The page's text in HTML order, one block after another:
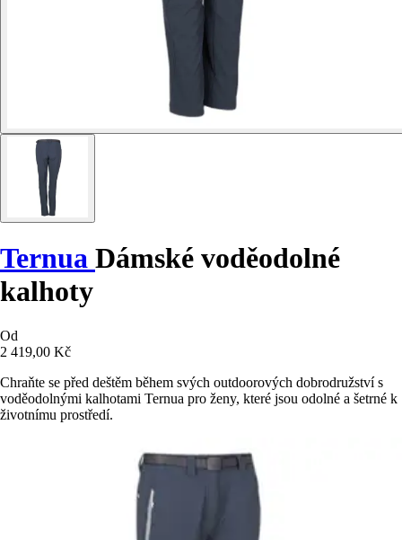
Ternua Dámské voděodolné
kalhoty
Od
2 419,00 Kč
Chraňte se před deštěm během svých outdoorových dobrodružství s
voděodolnými kalhotami Ternua pro ženy, které jsou odolné a šetrné k
životnímu prostředí.